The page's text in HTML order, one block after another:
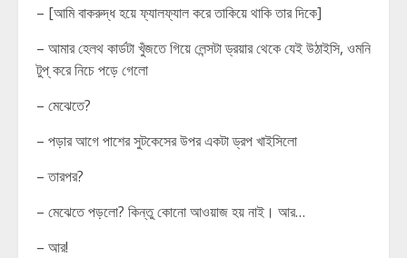
– [আমি বাকরুদ্ধ হয়ে ফ্যালফ্যাল করে তাকিয়ে থাকি তার দিকে]
– আমার হেলথ কার্ডটা খুঁজতে গিয়ে লেন্সটা ড্রয়ার থেকে যেই উঠাইসি, ওমনি
টুপ্ করে নিচে পড়ে গেলো
– মেঝেতে?
– পড়ার আগে পাশের সুটকেসের উপর একটা ড্রপ খাইসিলো
– তারপর?
– মেঝেতে পড়লো? কিন্তু কোনো আওয়াজ হয় নাই। আর…
– আর!